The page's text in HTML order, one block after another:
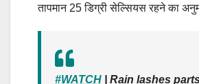
तापमान 25 डिग्री सेल्सियस रहने का
#WATCH | Rain lashes